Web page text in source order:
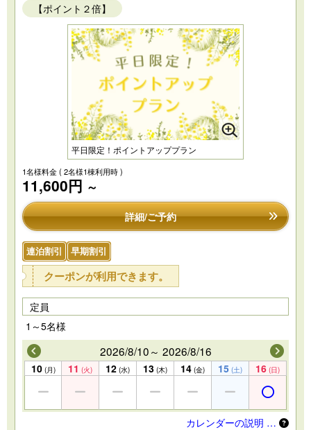
【ポイント２倍】
平日限定！ポイントアッププラン
1名様料金( 2名様1棟利用時 )
11,600円 ～
詳細/ご予約
連泊割引 早期割引
クーポンが利用できます。
定員
1～5名様
2026/8/10～ 2026/8/16
10 (月) 11 (火) 12 (水) 13 (木) 14 (金) 15 (土) 16 (日)
カレンダーの説明 …